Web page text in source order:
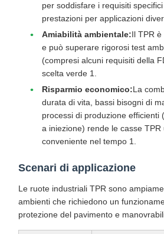
per soddisfare i requisiti
prestazioni per applicazioni
Amiabilità ambientale:Il TPR
e può superare rigorosi test
(compresi alcuni requisiti della
scelta verde 1.
Risparmio economico:La
durata di vita, bassi bisogni di
processi di produzione efficienti
a iniezione) rende le casse TPR
conveniente nel tempo 1.
Scenari di applicazione
Le ruote industriali TPR sono
ambienti che richiedono un
protezione del pavimento e